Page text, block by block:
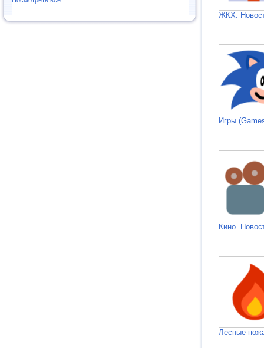
ЖКХ.
Игры
Кино.
Лесные